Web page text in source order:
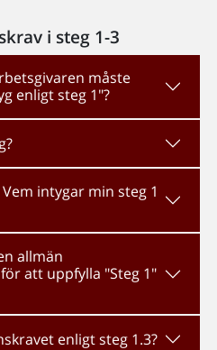
i steg 1-3
måste
enligt steg 1"?
intygar min steg 1
allmän
att uppfylla "Steg 1"
enligt steg 1.3?